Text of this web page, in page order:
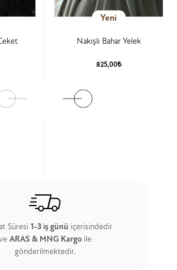
Yeni
Nakışlı Bahar Yelek
825,00₺
Süresi 1-3 iş günü içerisindedir
ARAS & MNG Kargo ile
gönderilmektedir.